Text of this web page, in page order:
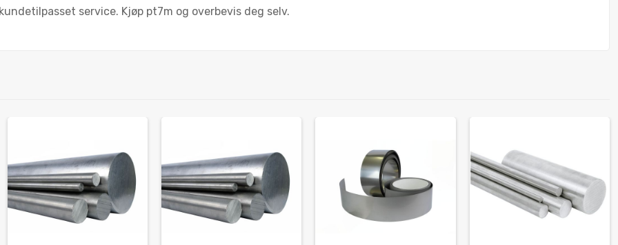
service. Kjøp pt7m og overbevis deg selv.